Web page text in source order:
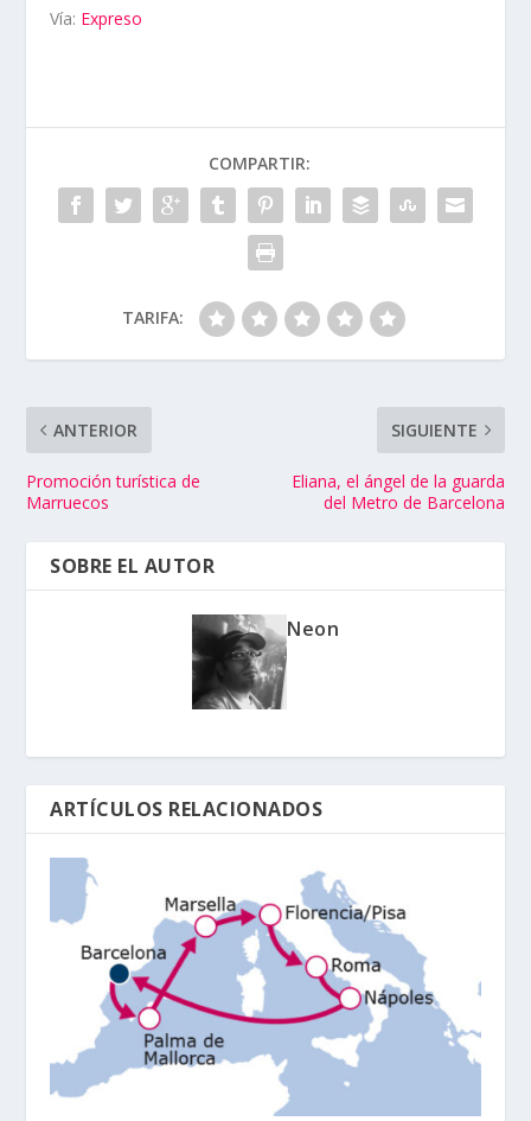
Vía: Expreso
COMPARTIR:
TARIFA:
ANTERIOR
Promoción turística de
Marruecos
SIGUIENTE
Eliana, el ángel de la guarda
del Metro de Barcelona
SOBRE EL AUTOR
Neon
ARTÍCULOS RELACIONADOS